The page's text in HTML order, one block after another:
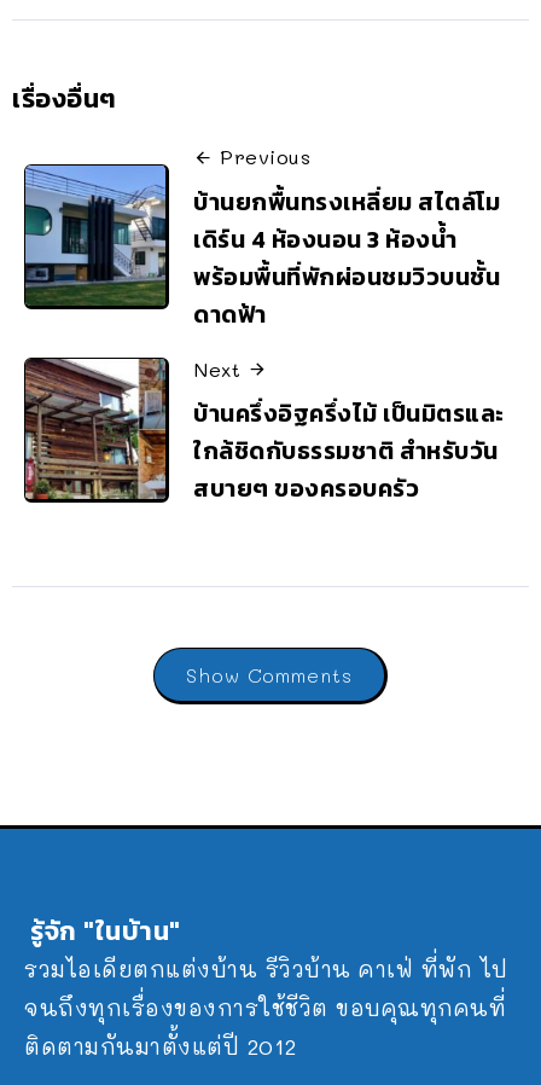
เรื่องอื่นๆ
Previous
บ้านยกพื้นทรงเหลี่ยม สไตล์โม
เดิร์น 4 ห้องนอน 3 ห้องน้ำ
พร้อมพื้นที่พักผ่อนชมวิวบนชั้น
ดาดฟ้า
Next
บ้านครึ่งอิฐครึ่งไม้ เป็นมิตรและ
ใกล้ชิดกับธรรมชาติ สำหรับวัน
สบายๆ ของครอบครัว
Show Comments
รู้จัก "ในบ้าน"
รวมไอเดียตกแต่งบ้าน รีวิวบ้าน คาเฟ่ ที่พัก ไป
จนถึงทุกเรื่องของการใช้ชีวิต ขอบคุณทุกคนที่
ติดตามกันมาตั้งแต่ปี 2012